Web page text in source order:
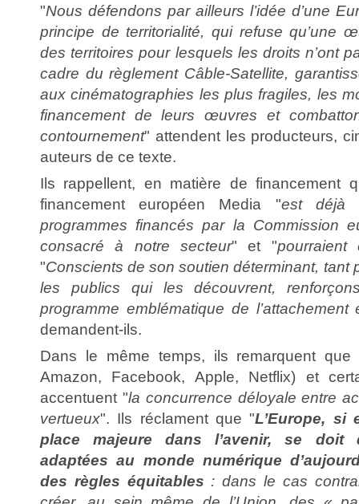
"Nous défendons par ailleurs l’idée d’une
principe de territorialité, qui refuse qu’une
des territoires pour lesquels les droits n’ont
cadre du règlement Câble-Satellite,
aux cinématographies les plus fragiles, les
financement de leurs œuvres et
contournement" attendent les producteurs,
auteurs de ce texte.
Ils rappellent, en matière de financement
financement européen Media "est déjà
programmes financés par la Commission
consacré à notre secteur" et "pourraient
"Conscients de son soutien déterminant, tant
les publics qui les découvrent,
programme emblématique de
demandent-ils.
Dans le même temps, ils remarquent que
Amazon, Facebook, Apple, Netflix) et
accentuent "la concurrence déloyale entre
vertueux". Ils réclament que "L’Europe, si
place majeure dans l’avenir, se doit
adaptées au monde numérique
des règles équitables : dans le cas